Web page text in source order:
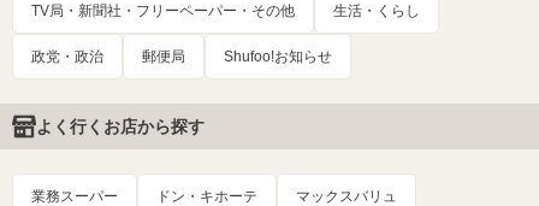
TV局・新聞社・フリーペーパー・その他 生活・くらし
政党・政治 郵便局 Shufoo!お知らせ
よく行くお店から探す
業務スーパー ドン・キホーテ マックスバリュ